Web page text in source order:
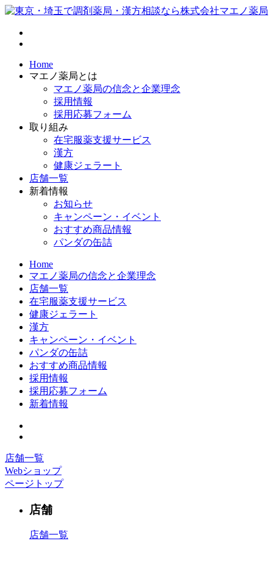
Home
マエノ薬局とは
マエノ薬局の信念と企業理念
採用情報
採用応募フォーム
取り組み
在宅服薬支援サービス
漢方
健康ジェラート
店舗一覧
新着情報
お知らせ
キャンペーン・イベント
おすすめ商品情報
パンダの缶詰
Home
マエノ薬局の信念と企業理念
店舗一覧
在宅服薬支援サービス
健康ジェラート
漢方
キャンペーン・イベント
パンダの缶詰
おすすめ商品情報
採用情報
採用応募フォーム
新着情報
店舗一覧
Webショップ
ページトップ
店舗
店舗一覧